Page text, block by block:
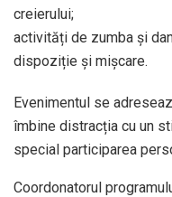
creierului;
activități de zumba și
dispoziție și mișcare.
Evenimentul se
îmbine distracția cu un
special participarea
Coordonatorul